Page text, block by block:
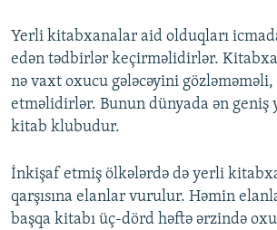
Yerli kitabxanalar aid olduqları
edən tədbirlər keçirməlidirlər.
nə vaxt oxucu gələcəyini gözləməməli,
etməlidirlər. Bunun dünyada ən geniş
kitab klubudur.
İnkişaf etmiş ölkələrdə də yerli
qarşısına elanlar vurulur. Həmin
başqa kitabı üç-dörd həftə ərzində